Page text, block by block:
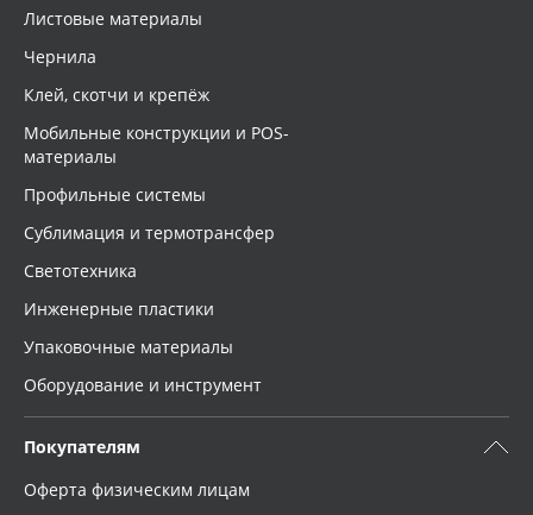
Листовые материалы
Чернила
Клей, скотчи и крепёж
Мобильные конструкции и POS-
материалы
Профильные системы
Сублимация и термотрансфер
Светотехника
Инженерные пластики
Упаковочные материалы
Оборудование и инструмент
Покупателям
Оферта физическим лицам